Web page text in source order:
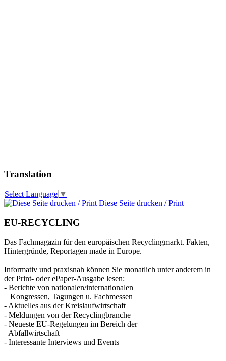
Translation
Select Language ▼
Diese Seite drucken / Print
EU-RECYCLING
Das Fachmagazin für den europäischen Recyclingmarkt. Fakten,
Hintergründe, Reportagen made in Europe.
Informativ und praxisnah können Sie monatlich unter anderem in
der Print- oder ePaper-Ausgabe lesen:
- Berichte von nationalen/internationalen
Kongressen, Tagungen u. Fachmessen
- Aktuelles aus der Kreislaufwirtschaft
- Meldungen von der Recyclingbranche
- Neueste EU-Regelungen im Bereich der
Abfallwirtschaft
- Interessante Interviews und Events